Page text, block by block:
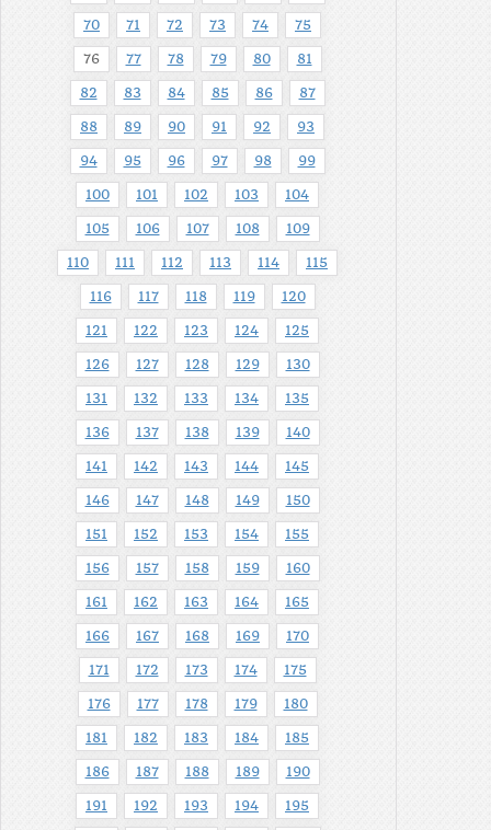
70 71 72 73 74 75
76 77 78 79 80 81
82 83 84 85 86 87
88 89 90 91 92 93
94 95 96 97 98 99
100 101 102 103 104
105 106 107 108 109
110 111 112 113 114 115
116 117 118 119 120
121 122 123 124 125
126 127 128 129 130
131 132 133 134 135
136 137 138 139 140
141 142 143 144 145
146 147 148 149 150
151 152 153 154 155
156 157 158 159 160
161 162 163 164 165
166 167 168 169 170
171 172 173 174 175
176 177 178 179 180
181 182 183 184 185
186 187 188 189 190
191 192 193 194 195